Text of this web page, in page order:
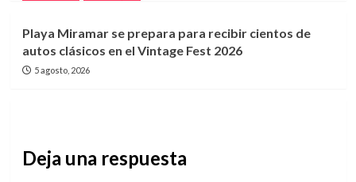
Playa Miramar se prepara para recibir cientos de
autos clásicos en el Vintage Fest 2026
5 agosto, 2026
Deja una respuesta